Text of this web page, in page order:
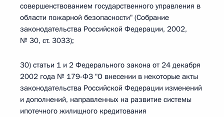
совершенствованием государственного управления в
области пожарной безопасности" (Собрание
законодательства Российской Федерации, 2002,
№ 30, ст. 3033);
30) статьи 1 и 2 Федерального закона от 24 декабря
2002 года № 179-ФЗ "О внесении в некоторые акты
законодательства Российской Федерации изменений
и дополнений, направленных на развитие системы
ипотечного жилищного кредитования